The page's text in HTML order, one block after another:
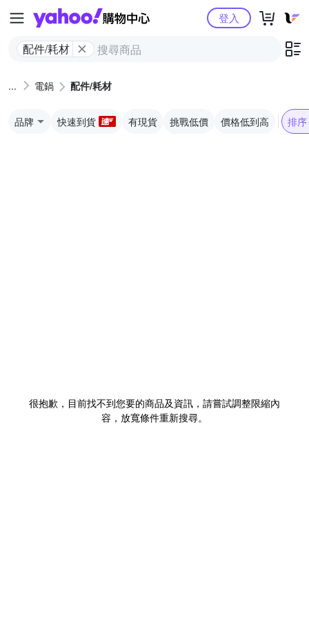
Yahoo購物中心
配件/耗材
登入
電鍋 配件/耗材
品牌 快速到貨 有現貨 挑戰低價 價格低到高 排序
很抱歉，目前找不到您要的商品及資訊，請嘗試調整限縮內
容，放寬條件重新搜尋。